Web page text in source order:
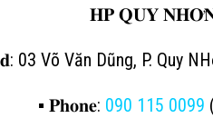
𝐇𝐏 𝐐𝐔𝐘
03 Võ Văn Dũng, P. Quy
▪️ 𝐏𝐡𝐨𝐧𝐞: 090 115 0099